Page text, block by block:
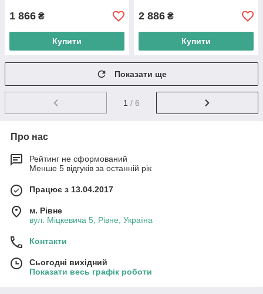
1 866 ₴
Купити
2 886 ₴
Купити
Показати ще
1 / 6
Про нас
Рейтинг не сформований
Менше 5 відгуків за останній рік
Працює з 13.04.2017
м. Рівне
вул. Міцкевича 5, Рівне, Україна
Контакти
Сьогодні вихідний
Показати весь графік роботи